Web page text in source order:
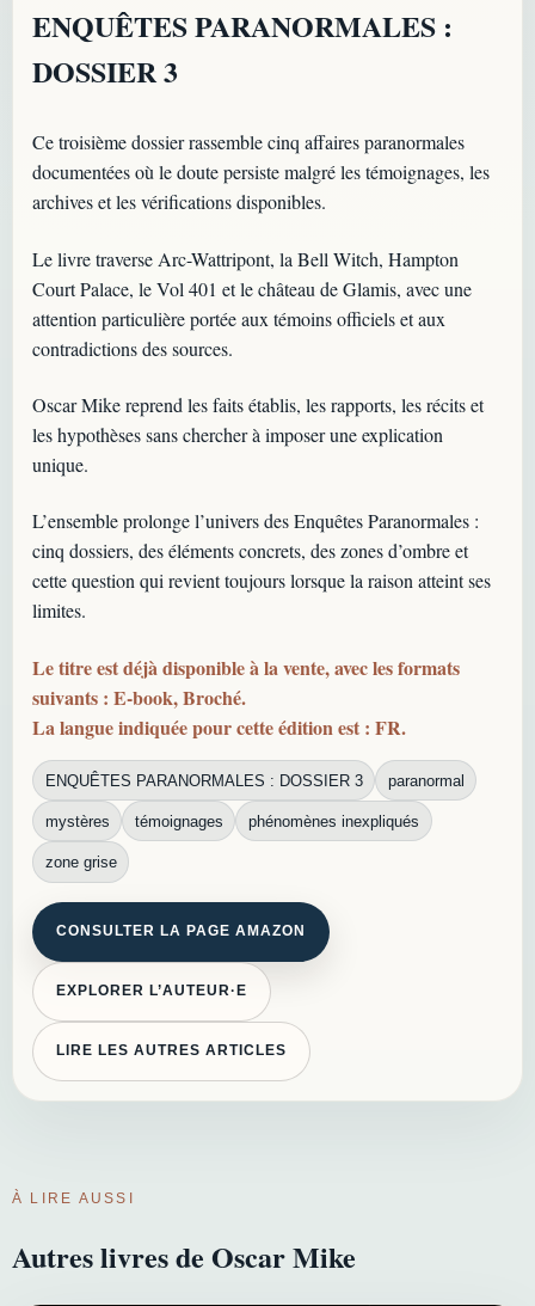
ENQUÊTES PARANORMALES :
DOSSIER 3
Ce troisième dossier rassemble cinq affaires paranormales
documentées où le doute persiste malgré les témoignages, les
archives et les vérifications disponibles.
Le livre traverse Arc-Wattripont, la Bell Witch, Hampton
Court Palace, le Vol 401 et le château de Glamis, avec une
attention particulière portée aux témoins officiels et aux
contradictions des sources.
Oscar Mike reprend les faits établis, les rapports, les récits et
les hypothèses sans chercher à imposer une explication
unique.
L’ensemble prolonge l’univers des Enquêtes Paranormales :
cinq dossiers, des éléments concrets, des zones d’ombre et
cette question qui revient toujours lorsque la raison atteint ses
limites.
Le titre est déjà disponible à la vente, avec les formats
suivants : E-book, Broché.
La langue indiquée pour cette édition est : FR.
ENQUÊTES PARANORMALES : DOSSIER 3 paranormal
mystères témoignages phénomènes inexpliqués
zone grise
CONSULTER LA PAGE AMAZON
EXPLORER L’AUTEUR·E
LIRE LES AUTRES ARTICLES
À LIRE AUSSI
Autres livres de Oscar Mike